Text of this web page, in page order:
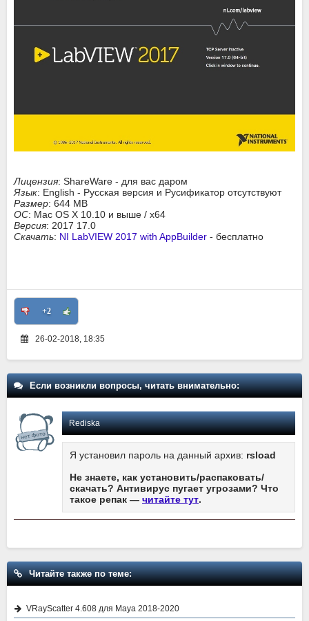
Лицензия: ShareWare - для вас даром
Язык: English - Русская версия и Русификатор отсутствуют
Размер: 644 MB
ОС: Mac OS X 10.10 и выше / x64
Версия: 2017 17.0
Скачать: NI LabVIEW 2017 with AppBuilder - бесплатно
+2
26-02-2018, 18:35
Если возникли вопросы, читать внимательно:
Rediska
Я установил пароль на данный архив: rsload
Не знаете, как установить/распаковать/
скачать? Антивирус пугает угрозами? Что
такое репак — читайте тут.
Читайте также по теме:
VRayScatter 4.608 для Maya 2018-2020